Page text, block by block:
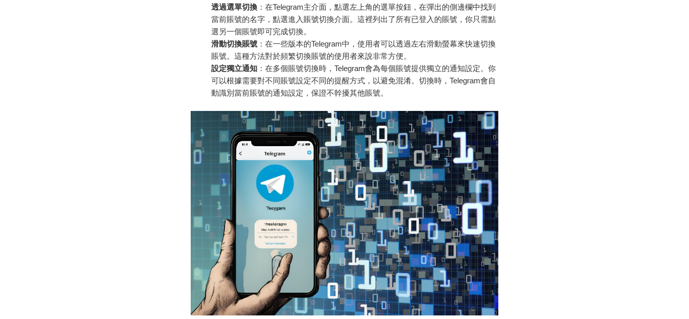
透過選單切換 ：在Telegram主介面，點選左上角的選單按鈕，在彈出的側邊欄中找到
當前賬號的名字，點選進入賬號切換介面。這裡列出了所有已登入的賬號，你只需點
選另一個賬號即可完成切換。
滑動切換賬號 ：在一些版本的Telegram中，使用者可以透過左右滑動螢幕來快速切換
賬號。這種方法對於頻繁切換賬號的使用者來說非常方便。
設定獨立通知 ：在多個賬號切換時，Telegram會為每個賬號提供獨立的通知設定。你
可以根據需要對不同賬號設定不同的提醒方式，以避免混淆。切換時，Telegram會自
動識別當前賬號的通知設定，保證不幹擾其他賬號。